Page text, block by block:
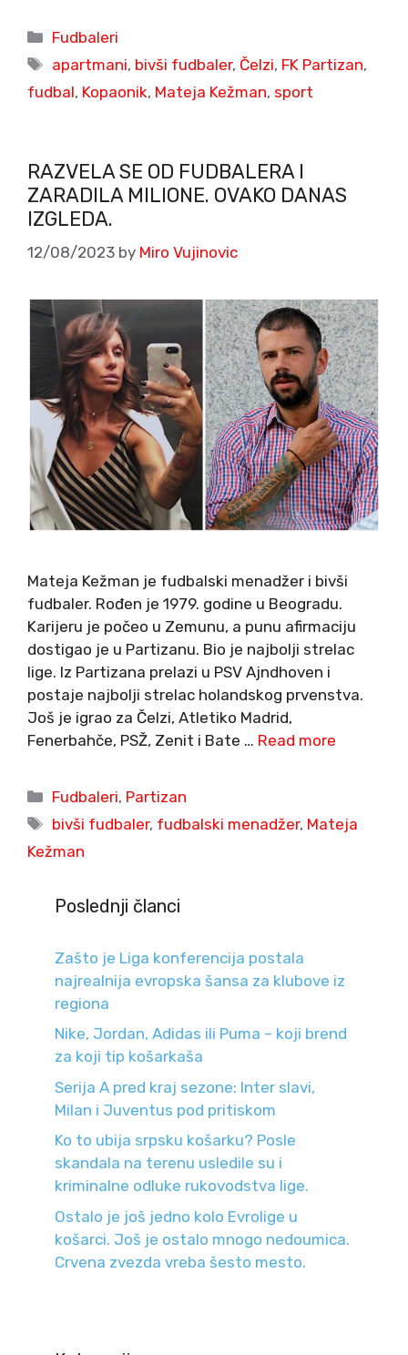
Categories
Fudbaleri
Tags
apartmani, bivši fudbaler, Čelzi, FK Partizan,
fudbal, Kopaonik, Mateja Kežman, sport
RAZVELA SE OD FUDBALERA I
ZARADILA MILIONE. OVAKO DANAS
IZGLEDA.
12/08/2023 by Miro Vujinovic
Mateja Kežman je fudbalski menadžer i bivši
fudbaler. Rođen je 1979. godine u Beogradu.
Karijeru je počeo u Zemunu, a punu afirmaciju
dostigao je u Partizanu. Bio je najbolji strelac
lige. Iz Partizana prelazi u PSV Ajndhoven i
postaje najbolji strelac holandskog prvenstva.
Još je igrao za Čelzi, Atletiko Madrid,
Fenerbahče, PSŽ, Zenit i Bate … Read more
Categories
Fudbaleri, Partizan
Tags
bivši fudbaler, fudbalski menadžer, Mateja
Kežman
Poslednji članci
Zašto je Liga konferencija postala
najrealnija evropska šansa za klubove iz
regiona
Nike, Jordan, Adidas ili Puma – koji brend
za koji tip košarkaša
Serija A pred kraj sezone: Inter slavi,
Milan i Juventus pod pritiskom
Ko to ubija srpsku košarku? Posle
skandala na terenu usledile su i
kriminalne odluke rukovodstva lige.
Ostalo je još jedno kolo Evrolige u
košarci. Još je ostalo mnogo nedoumica.
Crvena zvezda vreba šesto mesto.